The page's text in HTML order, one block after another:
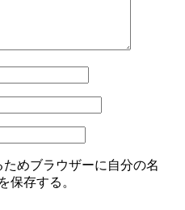
めブラウザーに自分の名
保存する。